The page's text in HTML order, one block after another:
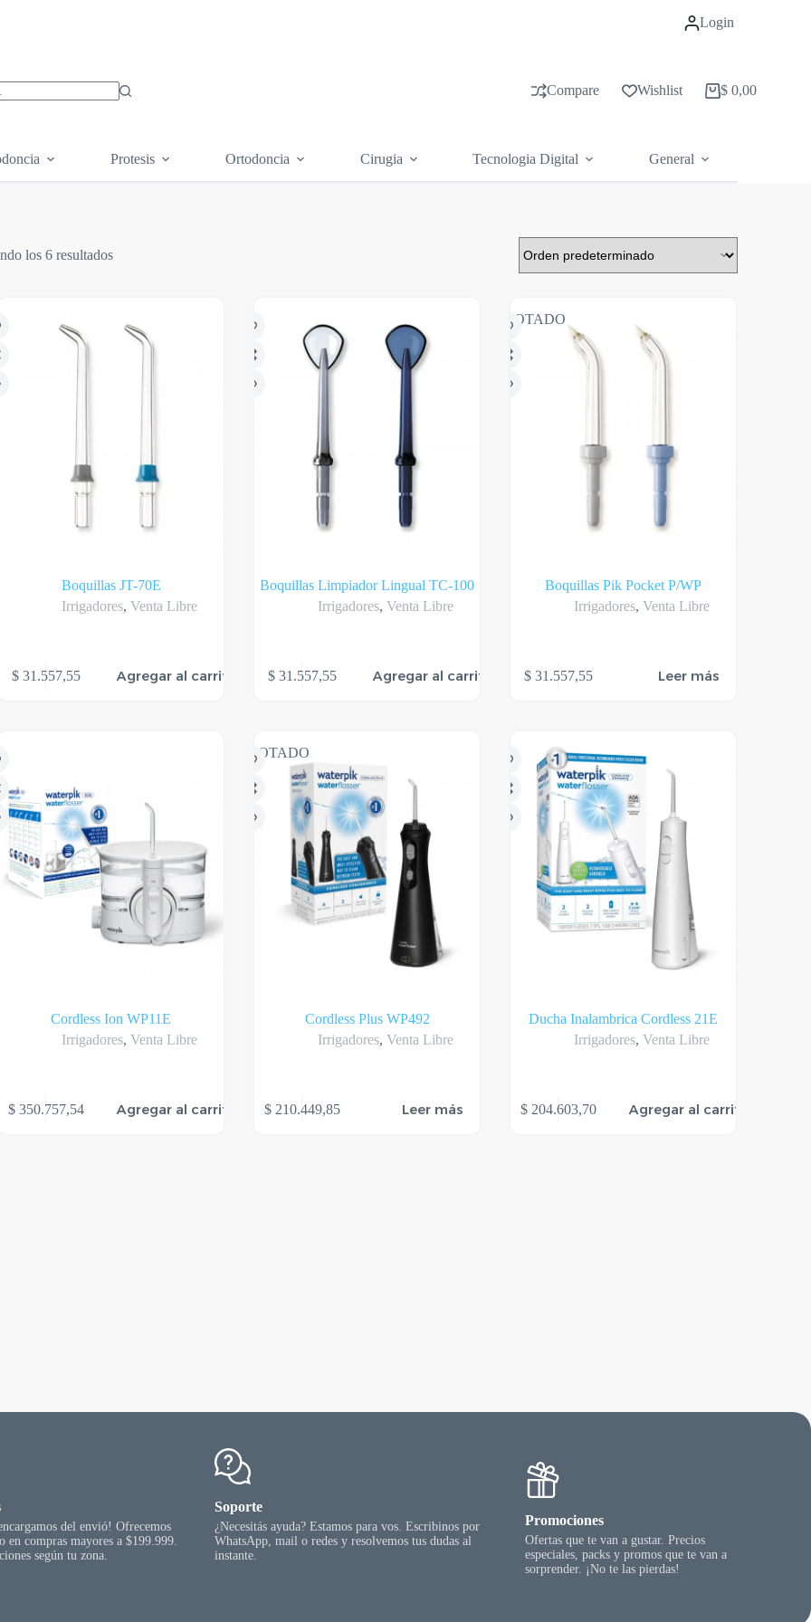
Login
Compare Wishlist
Carrito
$ 0,00
Protesis Ortodoncia Cirugia Tecnologia Digital General
los 6 resultados
Boquillas JT-70E
Irrigadores, Venta Libre
$31.557,55 Agregar al carrito
Boquillas Limpiador Lingual TC-100
Irrigadores, Venta Libre
$31.557,55 Agregar al carrito
AGOTADO
Boquillas Pik Pocket P/WP
Irrigadores, Venta Libre
$31.557,55 Leer más
Cordless Ion WP11E
Irrigadores, Venta Libre
$350.757,54 Agregar al carrito
AGOTADO
Cordless Plus WP492
Irrigadores, Venta Libre
$210.449,85 Leer más
Ducha Inalambrica Cordless 21E
Irrigadores, Venta Libre
$204.603,70 Agregar al carrito
del envió! Ofrecemos
en compras mayores a $199.999.
según tu zona.
Soporte
¿Necesitás ayuda? Estamos para vos. Escribinos por
WhatsApp, mail o redes y resolvemos tus dudas al
instante.
Promociones
Ofertas que te van a gustar. Precios
especiales, packs y promos que te van a
sorprender. ¡No te las pierdas!